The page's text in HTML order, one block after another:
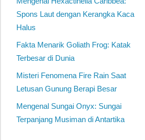
Spons Laut dengan Kerangka Kaca
Halus
Fakta Menarik Goliath Frog: Katak
Terbesar di Dunia
Misteri Fenomena Fire Rain Saat
Letusan Gunung Berapi Besar
Mengenal Sungai Onyx: Sungai
Terpanjang Musiman di Antartika